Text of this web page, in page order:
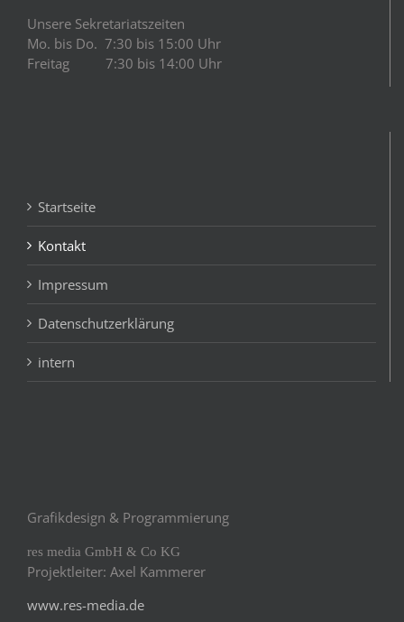
Unsere Sekretariatszeiten
Mo. bis Do. 7:30 bis 15:00 Uhr
Freitag 7:30 bis 14:00 Uhr
Startseite
Kontakt
Impressum
Datenschutzerklärung
intern
Grafikdesign & Programmierung
res media GmbH & Co KG
Projektleiter: Axel Kammerer
www.res-media.de